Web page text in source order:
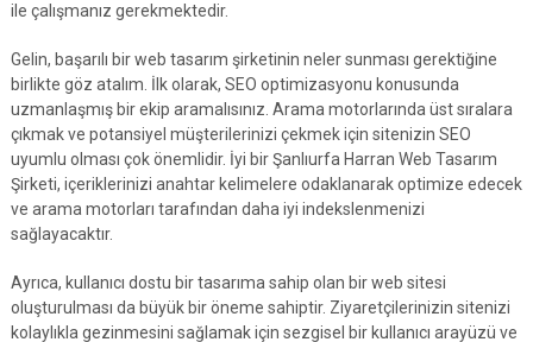
ile çalışmanız gerekmektedir.
Gelin, başarılı bir web tasarım şirketinin neler sunması gerektiğine
birlikte göz atalım. İlk olarak, SEO optimizasyonu konusunda
uzmanlaşmış bir ekip aramalısınız. Arama motorlarında üst sıralara
çıkmak ve potansiyel müşterilerinizi çekmek için sitenizin SEO
uyumlu olması çok önemlidir. İyi bir Şanlıurfa Harran Web Tasarım
Şirketi, içeriklerinizi anahtar kelimelere odaklanarak optimize edecek
ve arama motorları tarafından daha iyi indekslenmenizi
sağlayacaktır.
Ayrıca, kullanıcı dostu bir tasarıma sahip olan bir web sitesi
oluşturulması da büyük bir öneme sahiptir. Ziyaretçilerinizin sitenizi
kolaylıkla gezinmesini sağlamak için sezgisel bir kullanıcı arayüzü ve